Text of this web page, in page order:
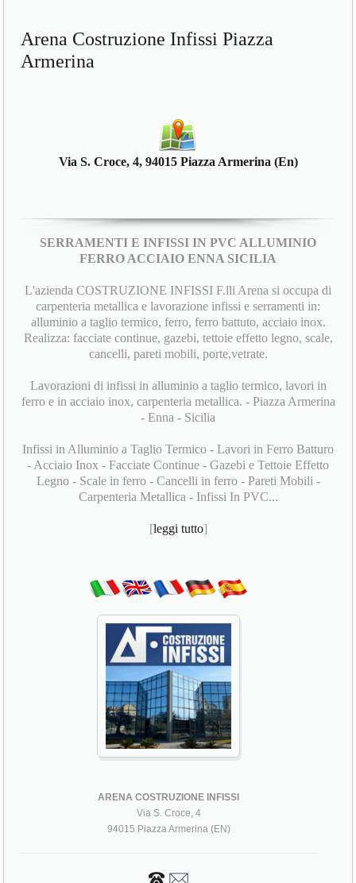
Arena Costruzione Infissi Piazza
Armerina
Via S. Croce, 4, 94015 Piazza Armerina (En)
SERRAMENTI E INFISSI IN PVC ALLUMINIO
FERRO ACCIAIO ENNA SICILIA
L'azienda COSTRUZIONE INFISSI F.lli Arena si occupa di
carpenteria metallica e lavorazione infissi e serramenti in:
alluminio a taglio termico, ferro, ferro battuto, acciaio inox.
Realizza: facciate continue, gazebi, tettoie effetto legno, scale,
cancelli, pareti mobili, porte,vetrate.
Lavorazioni di infissi in alluminio a taglio termico, lavori in
ferro e in acciaio inox, carpenteria metallica. - Piazza Armerina
- Enna - Sicilia
Infissi in Alluminio a Taglio Termico - Lavori in Ferro Batturo
- Acciaio Inox - Facciate Continue - Gazebi e Tettoie Effetto
Legno - Scale in ferro - Cancelli in ferro - Pareti Mobili -
Carpenteria Metallica - Infissi In PVC...
[leggi tutto]
ARENA COSTRUZIONE INFISSI
Via S. Croce, 4
94015 Piazza Armerina (EN)